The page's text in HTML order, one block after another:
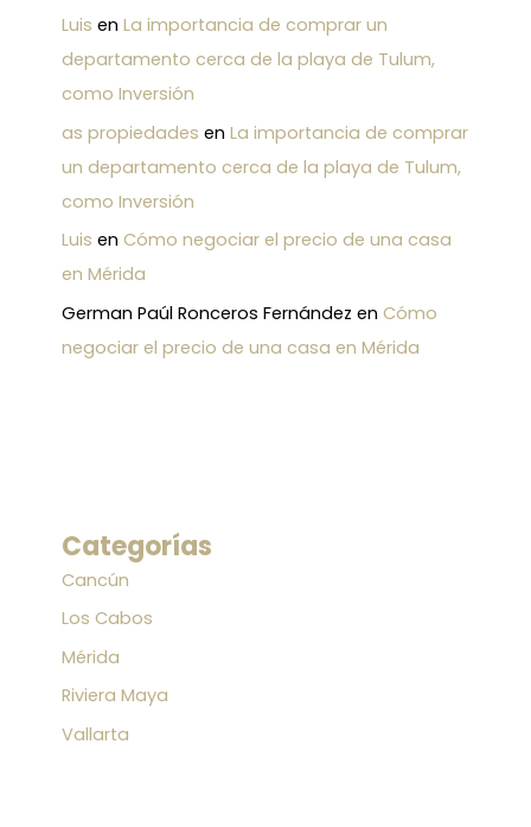
Luis en La importancia de comprar un
departamento cerca de la playa de Tulum,
como Inversión
as propiedades en La importancia de comprar
un departamento cerca de la playa de Tulum,
como Inversión
Luis en Cómo negociar el precio de una casa
en Mérida
German Paúl Ronceros Fernández en Cómo
negociar el precio de una casa en Mérida
Categorías
Cancún
Los Cabos
Mérida
Riviera Maya
Vallarta